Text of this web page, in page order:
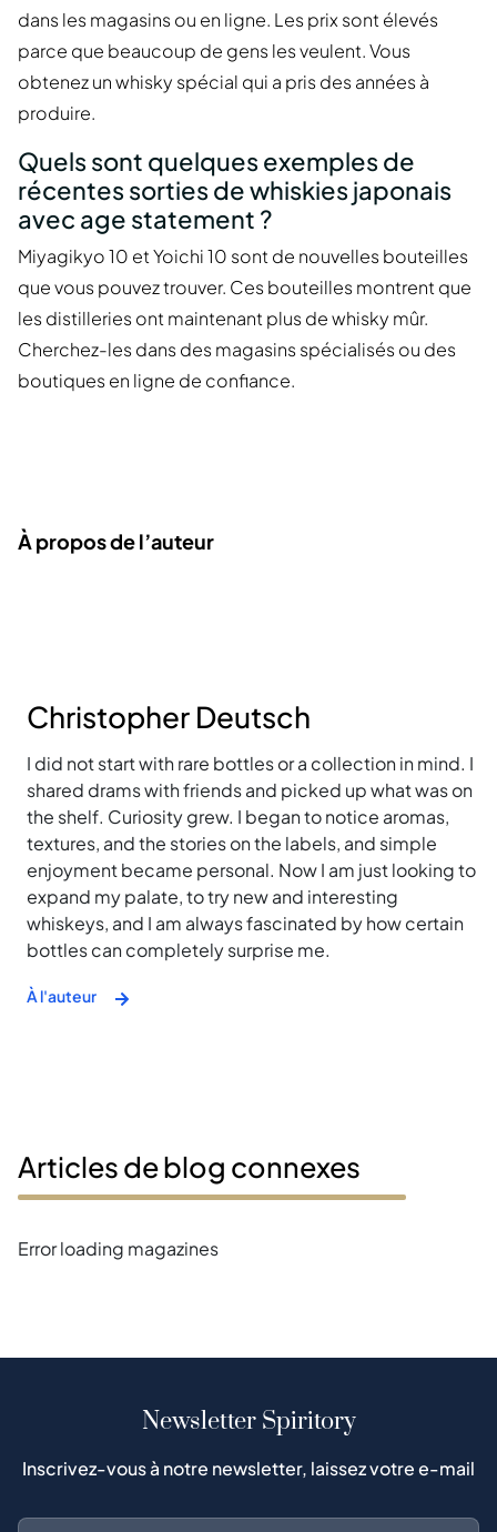
dans les magasins ou en ligne. Les prix sont élevés
parce que beaucoup de gens les veulent. Vous
obtenez un whisky spécial qui a pris des années à
produire.
Quels sont quelques exemples de
récentes sorties de whiskies japonais
avec age statement ?
Miyagikyo 10 et Yoichi 10 sont de nouvelles bouteilles
que vous pouvez trouver. Ces bouteilles montrent que
les distilleries ont maintenant plus de whisky mûr.
Cherchez-les dans des magasins spécialisés ou des
boutiques en ligne de confiance.
À propos de l’auteur
Christopher Deutsch
I did not start with rare bottles or a collection in mind. I
shared drams with friends and picked up what was on
the shelf. Curiosity grew. I began to notice aromas,
textures, and the stories on the labels, and simple
enjoyment became personal. Now I am just looking to
expand my palate, to try new and interesting
whiskeys, and I am always fascinated by how certain
bottles can completely surprise me.
À l'auteur
Articles de blog connexes
Error loading magazines
Newsletter Spiritory
Inscrivez-vous à notre newsletter, laissez votre e-mail